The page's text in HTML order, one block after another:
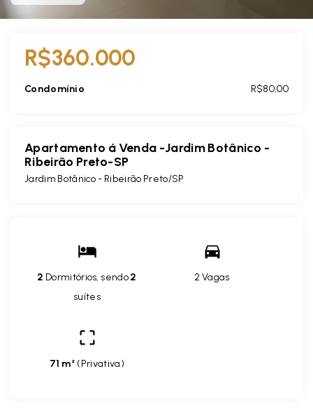
R$360.000
Condomínio R$80,00
Apartamento á Venda -Jardim Botânico -
Ribeirão Preto-SP
Jardim Botânico - Ribeirão Preto/SP
2 Dormitórios, sendo2
suítes
2 Vagas
71 m² (Privativa)